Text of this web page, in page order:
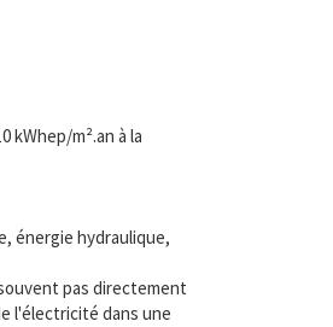
m².an à la
énergie hydraulique,
pas directement
l'électricité dans une